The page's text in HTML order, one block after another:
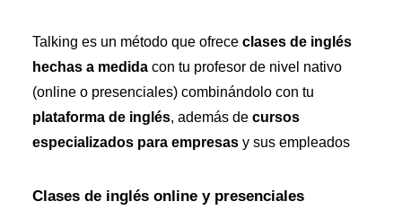
Talking es un método que ofrece clases de inglés
hechas a medida con tu profesor de nivel nativo
(online o presenciales) combinándolo con tu
plataforma de inglés, además de cursos
especializados para empresas y sus empleados
Clases de inglés online y presenciales